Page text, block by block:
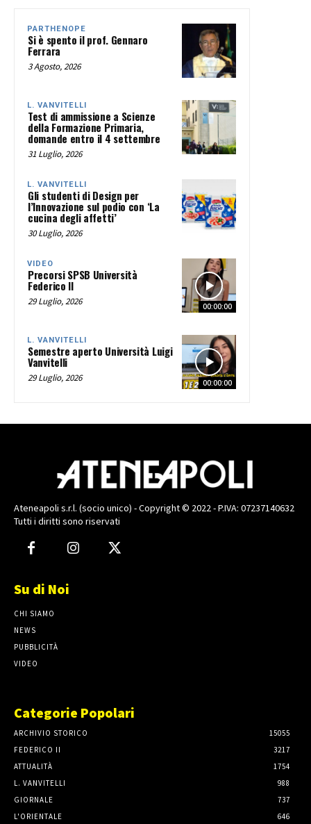
PARTHENOPE
Si è spento il prof. Gennaro
Ferrara
3 Agosto, 2026
L. VANVITELLI
Test di ammissione a Scienze
della Formazione Primaria,
domande entro il 4 settembre
31 Luglio, 2026
L. VANVITELLI
Gli studenti di Design per
l’Innovazione sul podio con ‘La
cucina degli affetti’
30 Luglio, 2026
00:00:00
VIDEO
Precorsi SPSB Università
Federico II
29 Luglio, 2026
00:00:00
L. VANVITELLI
Semestre aperto Università Luigi
Vanvitelli
29 Luglio, 2026
Ateneapoli s.r.l. (socio unico) - Copyright © 2022 - P.IVA: 07237140632
Tutti i diritti sono riservati
Su di Noi
CHI SIAMO
NEWS
PUBBLICITÀ
VIDEO
Categorie Popolari
ARCHIVIO STORICO
15055
FEDERICO II
3217
ATTUALITÀ
1754
L. VANVITELLI
988
GIORNALE
737
L'ORIENTALE
646